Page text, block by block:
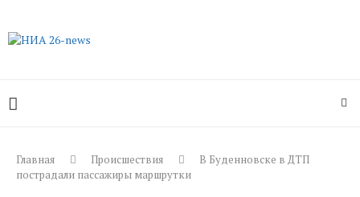
Главная Происшествия
В Буденновске в ДТП
пострадали пассажиры маршрутки